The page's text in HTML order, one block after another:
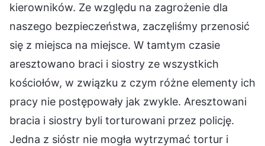
kierowników. Ze względu na zagrożenie dla
naszego bezpieczeństwa, zaczęliśmy przenosić
się z miejsca na miejsce. W tamtym czasie
aresztowano braci i siostry ze wszystkich
kościołów, w związku z czym różne elementy ich
pracy nie postępowały jak zwykle. Aresztowani
bracia i siostry byli torturowani przez policję.
Jedna z sióstr nie mogła wytrzymać tortur i